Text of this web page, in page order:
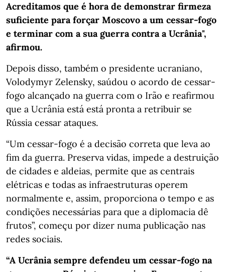
Acreditamos que é hora de demonstrar firmeza
suficiente para forçar Moscovo a um cessar-fogo
e terminar com a sua guerra contra a Ucrânia",
afirmou.
Depois disso, também o presidente ucraniano,
Volodymyr Zelensky, saúdou o acordo de cessar-
fogo alcançado na guerra com o Irão e reafirmou
que a Ucrânia está está pronta a retribuir se
Rússia cessar ataques.
“Um cessar-fogo é a decisão correta que leva ao
fim da guerra. Preserva vidas, impede a destruição
de cidades e aldeias, permite que as centrais
elétricas e todas as infraestruturas operem
normalmente e, assim, proporciona o tempo e as
condições necessárias para que a diplomacia dê
frutos”, começu por dizer numa publicação nas
redes sociais.
“A Ucrânia sempre defendeu um cessar-fogo na